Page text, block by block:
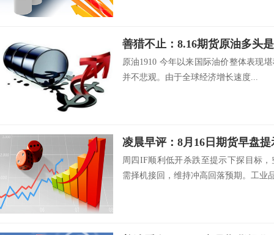
原油1910 今年以来国际油价整体表现
并不悲观。由于全球经济增长速度...
凌晨早评：8月16日期货早盘提
周四IF顺利低开杀跌至提示下探目标
需择机接回，维持冲高回落预期。工业